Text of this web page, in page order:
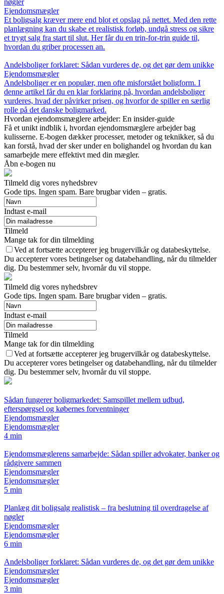
nøgler
Ejendomsmægler
Et boligsalg kræver mere end blot et opslag på nettet. Med den rette
planlægning kan du skabe et realistisk forløb, undgå stress og sikre
et trygt salg fra start til slut. Her får du en trin-for-trin guide til,
hvordan du griber processen an.
Andelsboliger forklaret: Sådan vurderes de, og det gør dem unikke
Ejendomsmægler
Andelsboliger er en populær, men ofte misforstået boligform. I
denne artikel får du en klar forklaring på, hvordan andelsboliger
vurderes, hvad der påvirker prisen, og hvorfor de spiller en særlig
rolle på det danske boligmarked.
Hvordan ejendomsmæglere arbejder: En insider-guide
Få et unikt indblik i, hvordan ejendomsmæglere arbejder bag
kulisserne. E-bogen dækker processer, metoder og teknikker, så du
kan forstå, hvad der sker under en bolighandel og hvordan du kan
samarbejde mere effektivt med din mægler.
Åbn e-bogen nu
Tilmeld dig vores nyhedsbrev
Gode tips. Ingen spam. Bare brugbar viden – gratis.
Indtast e-mail
Tilmeld
Mange tak for din tilmelding
Ved at fortsætte accepterer jeg brugervilkår og databeskyttelse.
Du accepterer vores betingelser og databehandling, når du tilmelder
dig. Du bestemmer selv, hvornår du vil stoppe.
Tilmeld dig vores nyhedsbrev
Gode tips. Ingen spam. Bare brugbar viden – gratis.
Indtast e-mail
Tilmeld
Mange tak for din tilmelding
Ved at fortsætte accepterer jeg brugervilkår og databeskyttelse.
Du accepterer vores betingelser og databehandling, når du tilmelder
dig. Du bestemmer selv, hvornår du vil stoppe.
Sådan fungerer boligmarkedet: Samspillet mellem udbud,
efterspørgsel og købernes forventninger
Ejendomsmægler
Ejendomsmægler
4 min
Ejendomsmæglerens samarbejde: Sådan spiller advokater, banker og
rådgivere sammen
Ejendomsmægler
Ejendomsmægler
5 min
Planlæg dit boligsalg realistisk – fra beslutning til overdragelse af
nøgler
Ejendomsmægler
Ejendomsmægler
6 min
Andelsboliger forklaret: Sådan vurderes de, og det gør dem unikke
Ejendomsmægler
Ejendomsmægler
3 min